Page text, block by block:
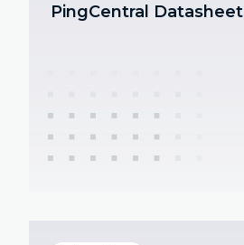
PingCentral Datasheet